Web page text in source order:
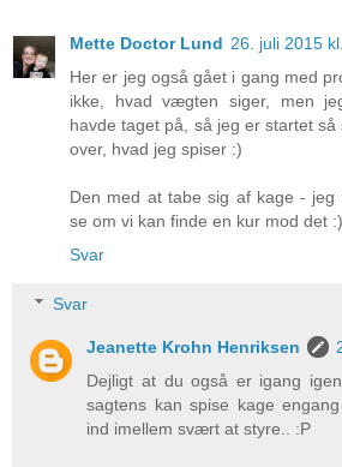
Mette Doctor Lund 26. juli 2015
Her er jeg også gået i gang med
ikke, hvad vægten siger, men
havde taget på, så jeg er startet
over, hvad jeg spiser :)
Den med at tabe sig af kage -
se om vi kan finde en kur mod det :)
Svar
Svar
Jeanette Krohn Henriksen
Dejligt at du også er igang
sagtens kan spise kage
ind imellem svært at styre.. :P